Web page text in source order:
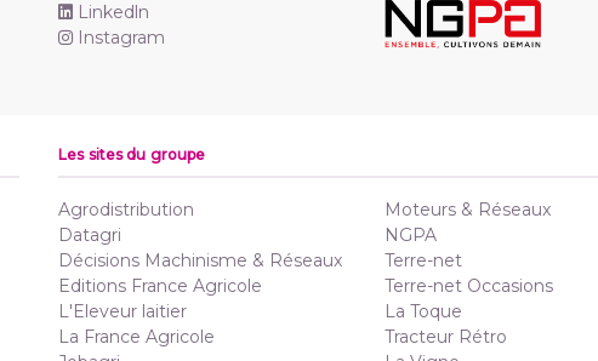
Linkedln
Instagram
Les sites du groupe
Agrodistribution
Datagri
Décisions Machinisme & Réseaux
Editions France Agricole
L'Eleveur laitier
La France Agricole
Moteurs & Réseaux
NGPA
Terre-net
Terre-net Occasions
La Toque
Tracteur Rétro